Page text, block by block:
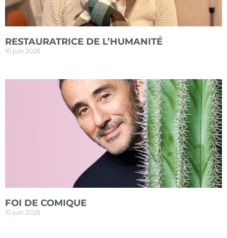
RESTAURATRICE DE L’HUMANITÉ
10 juin 2026
FOI DE COMIQUE
10 juin 2026